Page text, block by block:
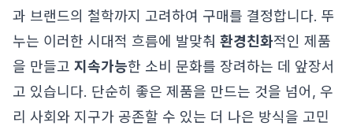
과 브랜드의 철학까지 고려하여 구매를 결정합니다. 뚜
누는 이러한 시대적 흐름에 발맞춰 환경친화적인 제품
을 만들고 지속가능한 소비 문화를 장려하는 데 앞장서
고 있습니다. 단순히 좋은 제품을 만드는 것을 넘어, 우
리 사회와 지구가 공존할 수 있는 더 나은 방식을 고민